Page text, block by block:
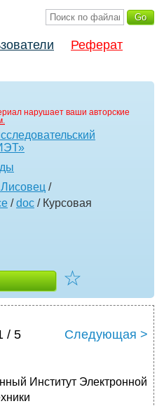
Реферат
нарушает ваши авторские
/
/doc / Курсовая
☆
/ 5 Следующая >
Институт Электронной